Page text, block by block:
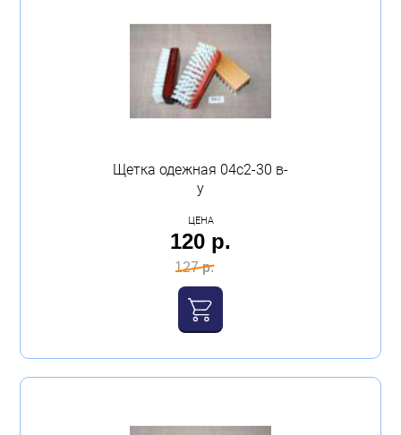
Щетка одежная 04с2-30 в-
у
ЦЕНА
120 р.
127 р.